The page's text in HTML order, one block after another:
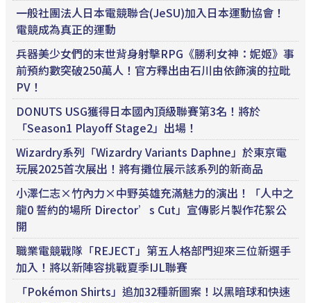
一般社團法人日本電競聯合(JeSU)加入日本運動協會！
電競成為真正的運動
兵器美少女們的末世背身射擊RPG《勝利女神：妮姬》事
前預約數突破250萬人！官方釋出由石川由依飾演的拉毗
PV！
DONUTS USG獲得日本國內頂級聯賽第3名！將於
「Season1 Playoff Stage2」出場！
Wizardry系列「Wizardry Variants Daphne」於東京電
玩展2025首次展出！將有攤位展示該系列的新商品
小澤仁志×竹內力×中野英雄充滿魅力的演出！「人中之
龍0 誓約的場所 Director’s Cut」宣傳影片製作花絮公
開
職業電競戰隊「REJECT」第五人格部門迎來三位新選手
加入！將以新陣容挑戰夏季IJL聯賽
「Pokémon Shirts」追加32種新圖案！以黑暗球和快速